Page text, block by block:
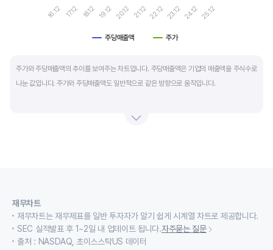
주당매출액 주가
16.12 17.12 18.12 19.12 20.12 21.12 22.12 23.12 24.12 25.12
주가와 주당매출액의 추이를 보여주는 차트입니다. 주당매출액은 기업의 매출액을 주식수로
나눈 값입니다. 주가와 주당매출액도 일반적으로 같은 방향으로 움직입니다.
재무차트
재무차트는 재무제표를 일반 투자자가 알기 쉽게 시계열 차트로 제공합니다.
SEC 실적발표 후 1~2일 내 업데이트 됩니다.자주묻는 질문
출처 : NASDAQ, 초이스스탁US 데이터